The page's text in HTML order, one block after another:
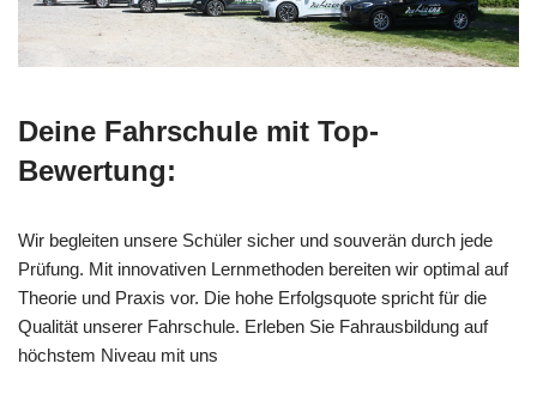
Deine Fahrschule mit Top-
Bewertung:
Wir begleiten unsere Schüler sicher und souverän durch jede
Prüfung. Mit innovativen Lernmethoden bereiten wir optimal auf
Theorie und Praxis vor. Die hohe Erfolgsquote spricht für die
Qualität unserer Fahrschule. Erleben Sie Fahrausbildung auf
höchstem Niveau mit uns